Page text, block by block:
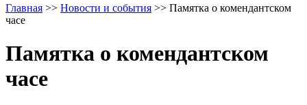
Главная >> Новости и события >> Памятка о комендантском
часе
Памятка о комендантском
часе